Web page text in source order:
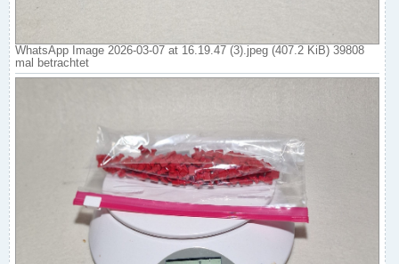
WhatsApp Image 2026-03-07 at 16.19.47 (3).jpeg (407.2 KiB) 39808
mal betrachtet